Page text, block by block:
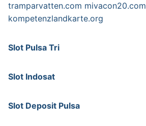
tramparvatten.com mivacon20.com
kompetenzlandkarte.org
Slot Pulsa Tri
Slot Indosat
Slot Deposit Pulsa